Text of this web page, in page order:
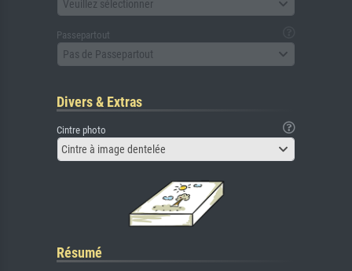
Veuillez sélectionner
Passepartout
Pas de Passepartout
Divers & Extras
Cintre photo
Cintre à image dentelée
Résumé